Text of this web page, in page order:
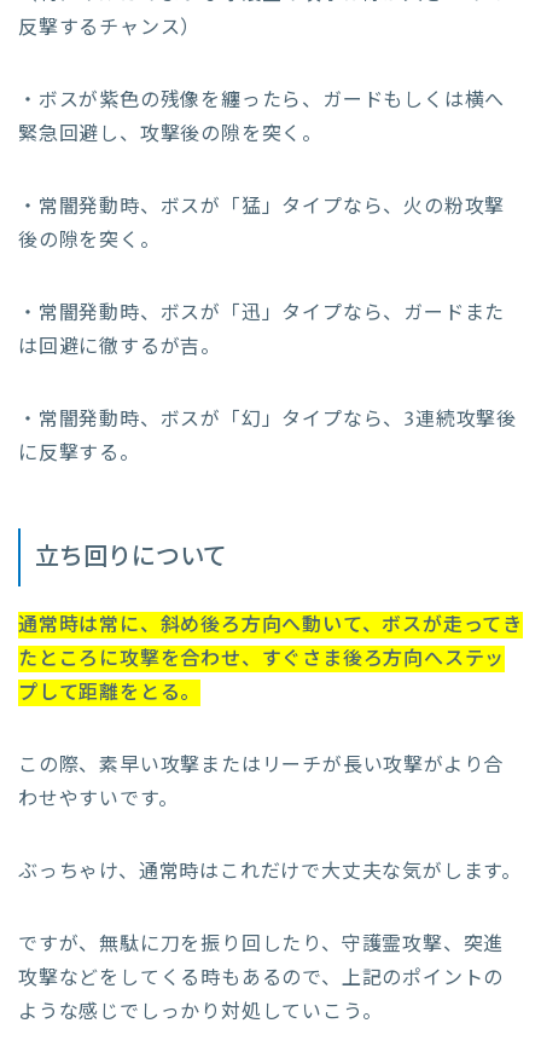
反撃するチャンス）
・ボスが紫色の残像を纏ったら、ガードもしくは横へ
緊急回避し、攻撃後の隙を突く。
・常闇発動時、ボスが「猛」タイプなら、火の粉攻撃
後の隙を突く。
・常闇発動時、ボスが「迅」タイプなら、ガードまた
は回避に徹するが吉。
・常闇発動時、ボスが「幻」タイプなら、3連続攻撃後
に反撃する。
立ち回りについて
通常時は常に、斜め後ろ方向へ動いて、ボスが走ってき
たところに攻撃を合わせ、すぐさま後ろ方向へステッ
プして距離をとる。
この際、素早い攻撃またはリーチが長い攻撃がより合
わせやすいです。
ぶっちゃけ、通常時はこれだけで大丈夫な気がします。
ですが、無駄に刀を振り回したり、守護霊攻撃、突進
攻撃などをしてくる時もあるので、上記のポイントの
ような感じでしっかり対処していこう。